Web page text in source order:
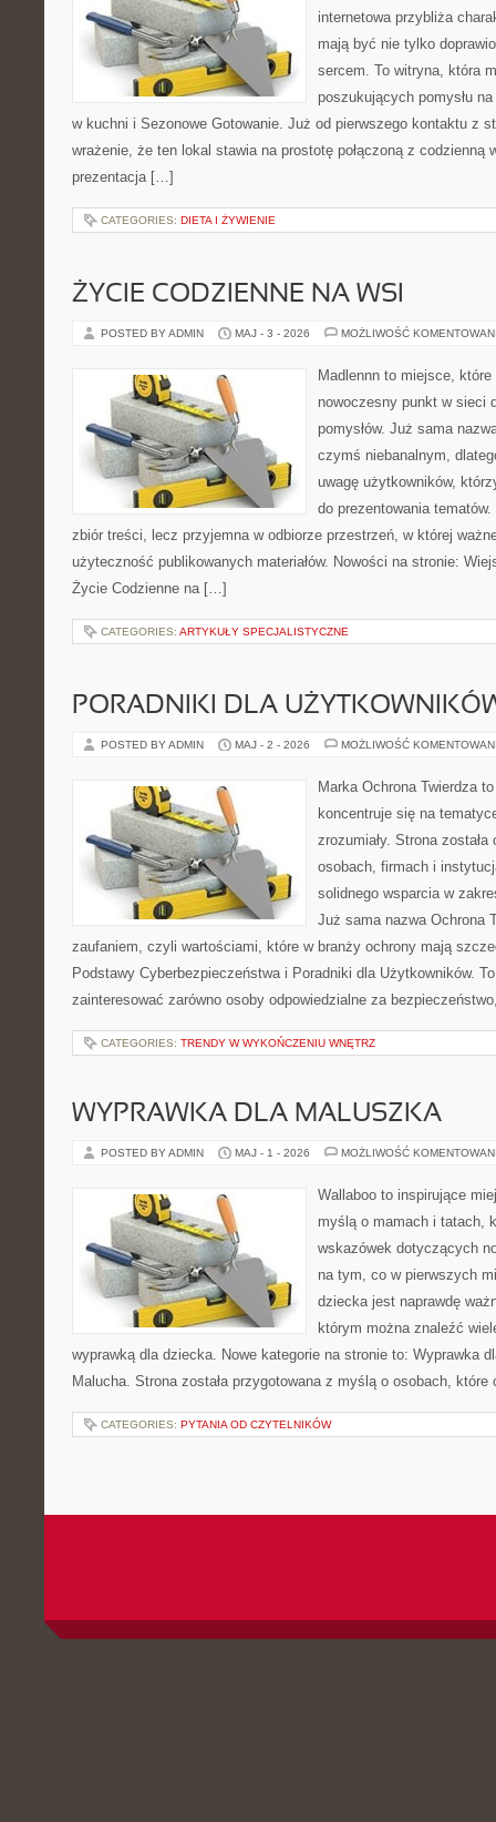
internetowa przybliża
mają być nie tylko
sercem. To witryna, która
poszukujących pomysłu
w kuchni i Sezonowe Gotowanie. Już od pierwszego kontaktu z
wrażenie, że ten lokal stawia na prostotę połączoną z codzienną
prezentacja […]
CATEGORIES: DIETA I ŻYWIENIE
ŻYCIE CODZIENNE NA WSI
POSTED BY ADMIN MAJ - 3 - 2026 MOŻLIWOŚĆ
Madlennn to miejsce,
nowoczesny punkt w sieci
pomysłów. Już sama
czymś niebanalnym,
uwagę użytkowników,
do prezentowania
zbiór treści, lecz przyjemna w odbiorze przestrzeń, w której
użyteczność publikowanych materiałów. Nowości na stronie:
Życie Codzienne na […]
CATEGORIES: ARTYKUŁY SPECJALISTYCZNE
PORADNIKI DLA
POSTED BY ADMIN MAJ - 2 - 2026 MOŻLIWOŚĆ
Marka Ochrona Twierdza
koncentruje się na
zrozumiały. Strona
osobach, firmach i
solidnego wsparcia w
Już sama nazwa Ochrona
zaufaniem, czyli wartościami, które w branży ochrony mają
Podstawy Cyberbezpieczeństwa i Poradniki dla Użytkowników.
zainteresować zarówno osoby odpowiedzialne za
CATEGORIES: TRENDY W WYKOŃCZENIU WNĘTRZ
WYPRAWKA DLA MALUSZKA
POSTED BY ADMIN MAJ - 1 - 2026 MOŻLIWOŚĆ
Wallaboo to inspirujące
myślą o mamach i tatach,
wskazówek dotyczących
na tym, co w pierwszych
dziecka jest naprawdę
którym można znaleźć
wyprawką dla dziecka. Nowe kategorie na stronie to: Wyprawka
Malucha. Strona została przygotowana z myślą o osobach,
CATEGORIES: PYTANIA OD CZYTELNIKÓW